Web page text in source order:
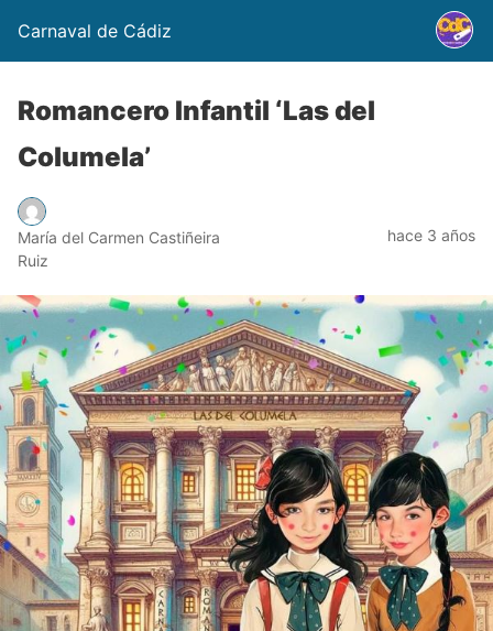
Carnaval de Cádiz
Romancero Infantil ‘Las del
Columela’
María del Carmen Castiñeira
Ruiz
hace 3 años